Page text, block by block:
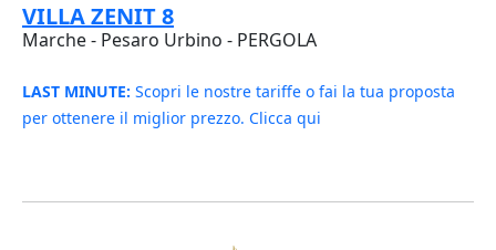
VILLA ZENIT 8
Marche - Pesaro Urbino - PERGOLA
LAST MINUTE: Scopri le nostre tariffe o fai la tua proposta
per ottenere il miglior prezzo. Clicca qui